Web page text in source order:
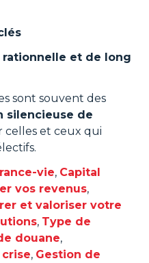
et de long
sont souvent des
silencieuse de
celles et ceux qui
vie, Capital
vos revenus,
et valoriser votre
, Type de
douane,
, Gestion de